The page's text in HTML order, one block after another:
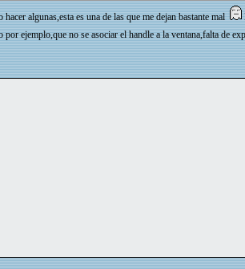
algunas,esta es una de las que me dejan bastante mal
ejemplo,que no se asociar el handle a la ventana,falta de